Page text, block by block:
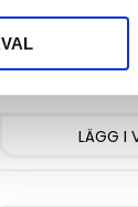
reläutgångar,
Modbus.